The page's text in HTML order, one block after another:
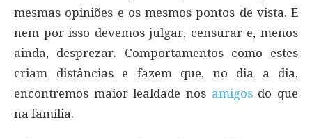
mesmas opiniões e os mesmos pontos de vista. E
nem por isso devemos julgar, censurar e, menos
ainda, desprezar. Comportamentos como estes
criam distâncias e fazem que, no dia a dia,
encontremos maior lealdade nos amigos do que
na família.